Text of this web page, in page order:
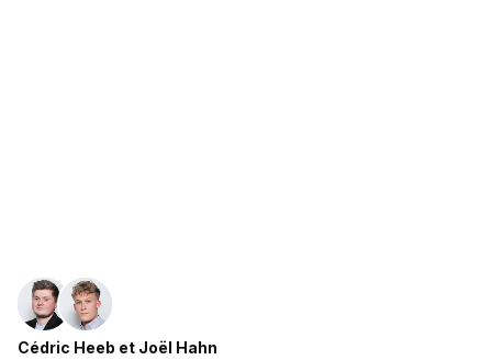
Cédric Heeb et Joël Hahn